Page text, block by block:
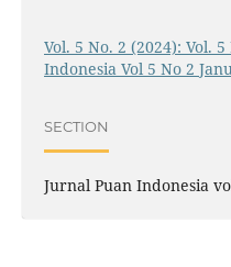
Vol. 5 No. 2 (2024): Vol.
Indonesia Vol 5 No 2
SECTION
Jurnal Puan Indonesia